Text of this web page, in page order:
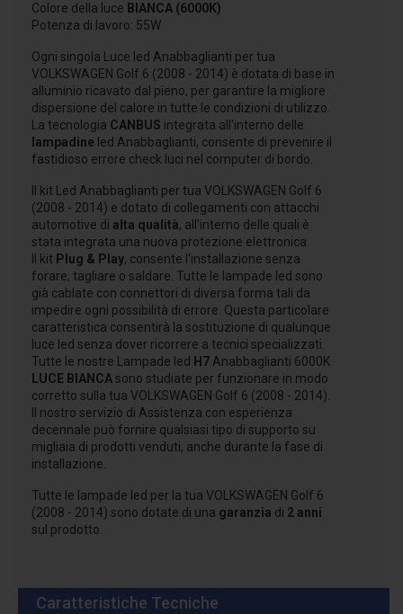
Colore della luce BIANCA (6000K)
Potenza di lavoro: 55W
Ogni singola Luce led Anabbaglianti per tua
VOLKSWAGEN Golf 6 (2008 - 2014) è dotata di base in
alluminio ricavato dal pieno, per garantire la migliore
dispersione del calore in tutte le condizioni di utilizzo.
La tecnologia CANBUS integrata all'interno delle
lampadine led Anabbaglianti, consente di prevenire il
fastidioso errore check luci nel computer di bordo.
Il kit Led Anabbaglianti per tua VOLKSWAGEN Golf 6
(2008 - 2014) e dotato di collegamenti con attacchi
automotive di alta qualità, all'interno delle quali è
stata integrata una nuova protezione elettronica.
Il kit Plug & Play, consente l'installazione senza
forare, tagliare o saldare. Tutte le lampade led sono
già cablate con connettori di diversa forma tali da
impedire ogni possibilità di errore. Questa particolare
caratteristica consentirà la sostituzione di qualunque
luce led senza dover ricorrere a tecnici specializzati.
Tutte le nostre Lampade led H7 Anabbaglianti 6000K
LUCE BIANCA sono studiate per funzionare in modo
corretto sulla tua VOLKSWAGEN Golf 6 (2008 - 2014).
Il nostro servizio di Assistenza con esperienza
decennale può fornire qualsiasi tipo di supporto su
migliaia di prodotti venduti, anche durante la fase di
installazione.
Tutte le lampade led per la tua VOLKSWAGEN Golf 6
(2008 - 2014) sono dotate di una garanzia di 2 anni
sul prodotto.
Caratteristiche Tecniche